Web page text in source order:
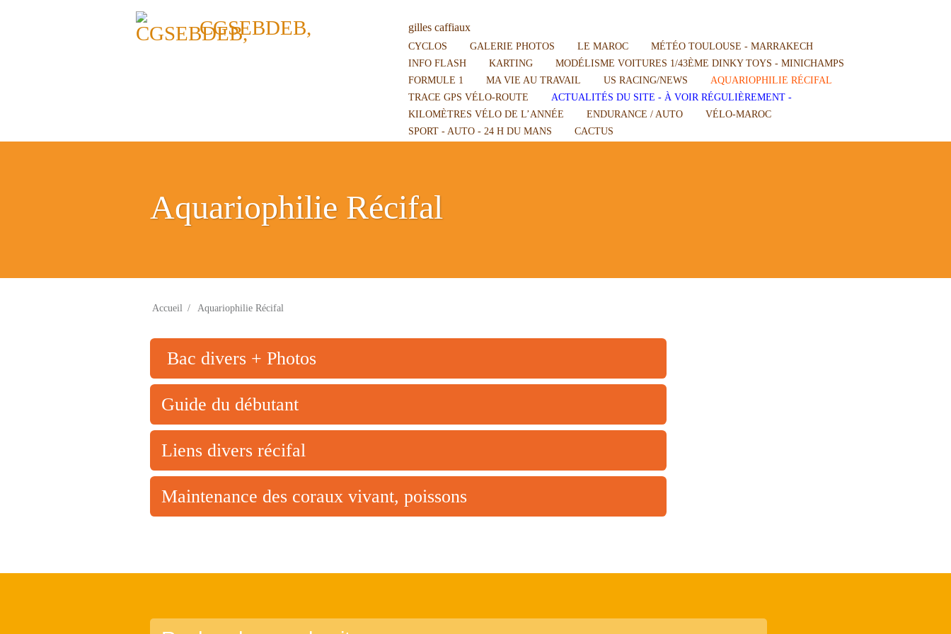
CGSEBDEB, gilles caffiaux
CYCLOS GALERIE PHOTOS LE MAROC
MÉTÉO TOULOUSE - MARRAKECH
INFO FLASH
KARTING
MODÉLISME VOITURES 1/43ÈME DINKY TOYS - MINICHAMPS
FORMULE 1
MA VIE AU TRAVAIL US RACING/NEWS
AQUARIOPHILIE RÉCIFAL
TRACE GPS VÉLO-ROUTE
ACTUALITÉS DU SITE - À VOIR RÉGULIÈREMENT -
KILOMÈTRES VÉLO DE L’ANNÉE
ENDURANCE / AUTO
VÉLO-MAROC
SPORT - AUTO - 24 H DU MANS
CACTUS
Aquariophilie Récifal
Accueil / Aquariophilie Récifal
Bac divers + Photos
Guide du débutant
Liens divers récifal
Maintenance des coraux vivant, poissons